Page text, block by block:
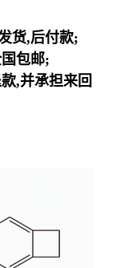
货,后付款;
包邮;
,并承担来回